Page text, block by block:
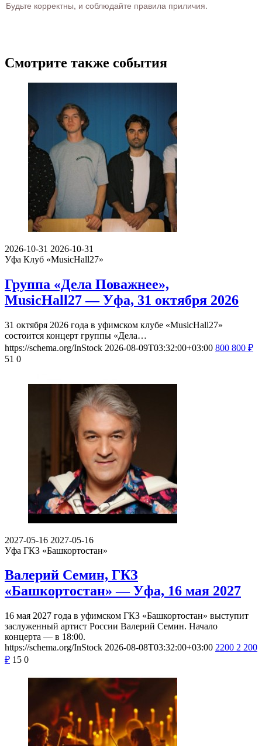
Будьте корректны, и соблюдайте правила приличия.
Смотрите также события
2026-10-31 2026-10-31
Уфа Клуб «MusicHall27»
Группа «Дела Поважнее»,
MusicHall27 — Уфа, 31 октября 2026
31 октября 2026 года в уфимском клубе «MusicHall27»
состоится концерт группы «Дела…
https://schema.org/InStock 2026-08-09T03:32:00+03:00 800 800 ₽
51 0
2027-05-16 2027-05-16
Уфа ГКЗ «Башкортостан»
Валерий Семин, ГКЗ
«Башкортостан» — Уфа, 16 мая 2027
16 мая 2027 года в уфимском ГКЗ «Башкортостан» выступит
заслуженный артист России Валерий Семин. Начало
концерта — в 18:00.
https://schema.org/InStock 2026-08-08T03:32:00+03:00 2200 2 200
₽ 15 0